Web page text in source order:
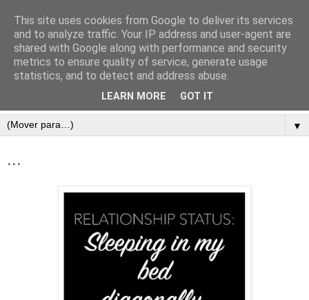
▼
...
This site uses cookies from Google to deliver its services
and to analyze traffic. Your IP address and user-agent are
shared with Google along with performance and security
metrics to ensure quality of service, generate usage
statistics, and to detect and address abuse.
LEARN MORE GOT IT